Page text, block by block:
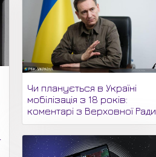
Чи планується в Україні
мобілізація з 18 років:
коментарі з Верховної Ради